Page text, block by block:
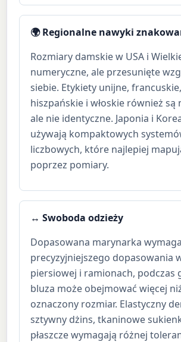
🌍 Regionalne nawyki
Rozmiary damskie w USA i
numeryczne, ale przesunięte
siebie. Etykiety unijne, francuskie,
hiszpańskie i włoskie również są
ale nie identyczne. Japonia i
używają kompaktowych
liczbowych, które najlepiej
poprzez pomiary.
↔ Swoboda odzieży
Dopasowana marynarka wymaga
precyzyjniejszego dopasowania
piersiowej i ramionach, podczas
bluza może obejmować więcej
oznaczony rozmiar. Elastyczny
sztywny dżins, tkaninowe
płaszcze wymagają różnej